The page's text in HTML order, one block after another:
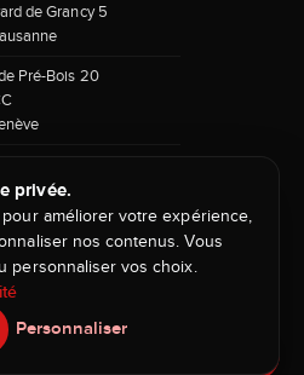
de Grancy 5
Pré-Bois 20
9h-13h / 14h-18h • Sam
privée.
améliorer votre expérience,
nos contenus. Vous
personnaliser vos choix.
Personnaliser